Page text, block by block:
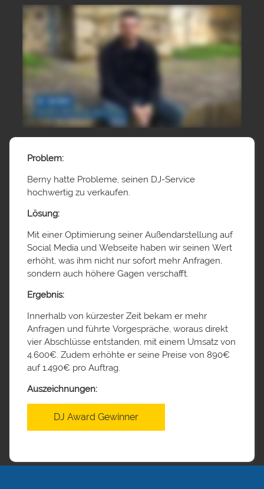
Problem:
Berny hatte Probleme, seinen DJ-Service
hochwertig zu verkaufen.
Lösung:
Mit einer Optimierung seiner Außendarstellung auf
Social Media und Webseite haben wir seinen Wert
erhöht, was ihm nicht nur sofort mehr Anfragen,
sondern auch höhere Gagen verschafft.
Ergebnis:
Innerhalb von kürzester Zeit bekam er mehr
Anfragen und führte Vorgespräche, woraus direkt
vier Abschlüsse entstanden, mit einem Umsatz von
4.600€. Zudem erhöhte er seine Preise von 890€
auf 1.490€ pro Auftrag.
Auszeichnungen:
DJ Award Gewinner